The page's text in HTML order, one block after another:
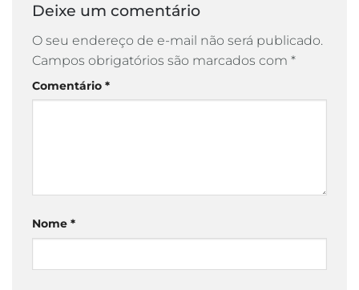
Deixe um comentário
O seu endereço de e-mail não será publicado.
Campos obrigatórios são marcados com *
Comentário *
Nome *